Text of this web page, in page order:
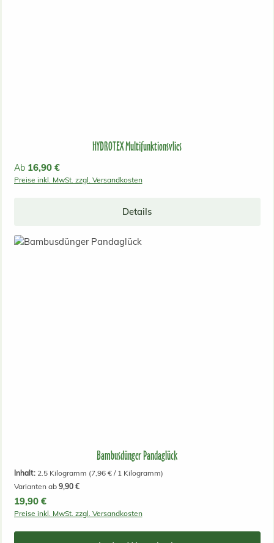
HYDROTEX Multifunktionsvlies
Regulärer Preis:
Ab 16,90 €
Preise inkl. MwSt. zzgl. Versandkosten
Details
Bambusdünger Pandaglück
Inhalt: 2.5 Kilogramm (7,96 € / 1 Kilogramm)
Varianten ab9,90 €
Regulärer Preis:
19,90 €
Preise inkl. MwSt. zzgl. Versandkosten